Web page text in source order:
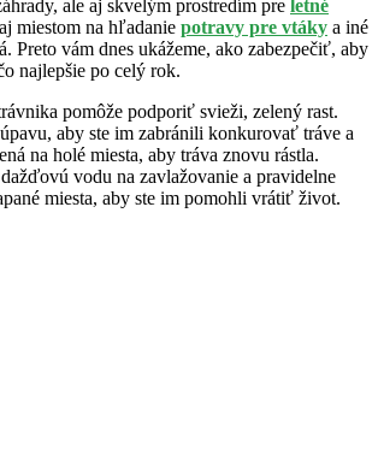
ale aj skvelým prostredím pre letné
miestom na hľadanie potravy pre vtáky a iné
Preto vám dnes ukážeme, ako zabezpečiť, aby
najlepšie po celý rok.
pomôže podporiť svieži, zelený rast.
aby ste im zabránili konkurovať tráve a
na holé miesta, aby tráva znovu rástla.
vodu na zavlažovanie a pravidelne
miesta, aby ste im pomohli vrátiť život.